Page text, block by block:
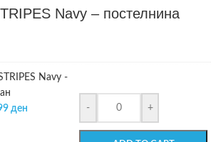
Navy – постелнина
Navy -
ден - +